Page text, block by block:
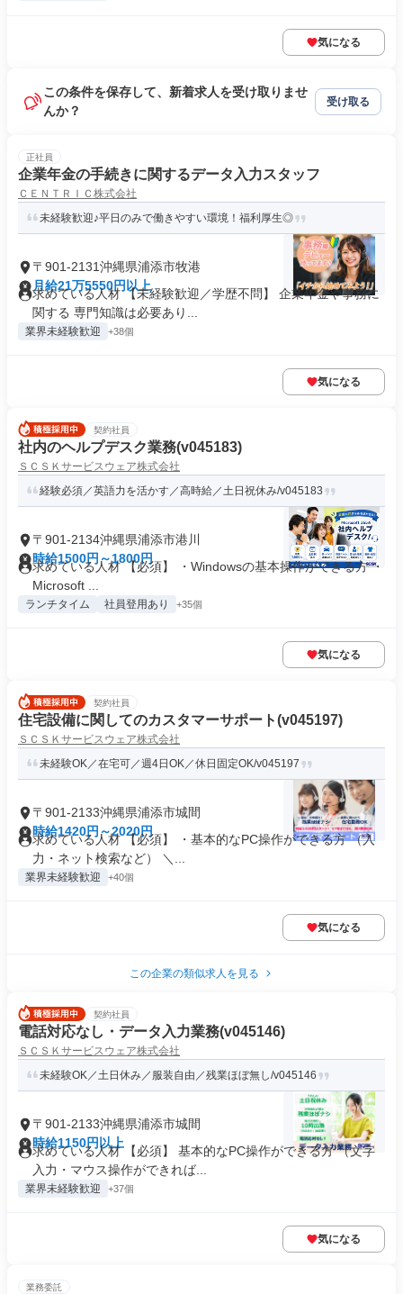
気になる
この条件を保存して、新着求人を受け取りませ
んか？
受け取る
正社員
企業年金の手続きに関するデータ入力スタッフ
ＣＥＮＴＲＩＣ株式会社
未経験歓迎♪平日のみで働きやすい環境！福利厚生◎
〒901-2131沖縄県浦添市牧港
月給21万5550円以上
求めている人材 【未経験歓迎／学歴不問】 企業年金や事務に
関する 専門知識は必要あり...
業界未経験歓迎 +38個
気になる
契約社員
社内のヘルプデスク業務(v045183)
ＳＣＳＫサービスウェア株式会社
経験必須／英語力を活かす／高時給／土日祝休み/v045183
〒901-2134沖縄県浦添市港川
時給1500円～1800円
求めている人材 【必須】 ・Windowsの基本操作ができる方 ・
Microsoft ...
ランチタイム 社員登用あり +35個
気になる
契約社員
住宅設備に関してのカスタマーサポート(v045197)
ＳＣＳＫサービスウェア株式会社
未経験OK／在宅可／週4日OK／休日固定OK/v045197
〒901-2133沖縄県浦添市城間
時給1420円～2020円
求めている人材 【必須】 ・基本的なPC操作ができる方 （入
力・ネット検索など） ＼...
業界未経験歓迎 +40個
気になる
この企業の類似求人を見る
契約社員
電話対応なし・データ入力業務(v045146)
ＳＣＳＫサービスウェア株式会社
未経験OK／土日休み／服装自由／残業ほぼ無し/v045146
〒901-2133沖縄県浦添市城間
時給1150円以上
求めている人材 【必須】 基本的なPC操作ができる方 （文字
入力・マウス操作ができれば...
業界未経験歓迎 +37個
気になる
業務委託